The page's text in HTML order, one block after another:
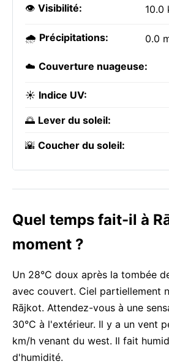
👁️ Visibilité: 10.0
🌧️ Précipitations: 0.0
☁️ Couverture nuageuse:
☀️ Indice UV:
🌅 Lever du soleil:
🌇 Coucher du soleil:
Quel temps fait-il à
moment ?
Un 28°C doux après la tombée
avec couvert. Ciel partiellement
Rājkot. Attendez-vous à une
30°C à l'extérieur. Il y a un vent
km/h venant du west. Il fait
d'humidité.